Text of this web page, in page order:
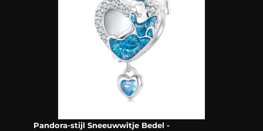
Pandora-stijl Sneeuwwitje Bedel -